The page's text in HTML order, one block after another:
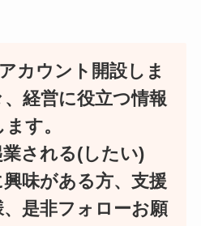
カウント開設しま
、経営に役立つ情報
す。
される(したい)
味がある方、支援
是非フォローお願